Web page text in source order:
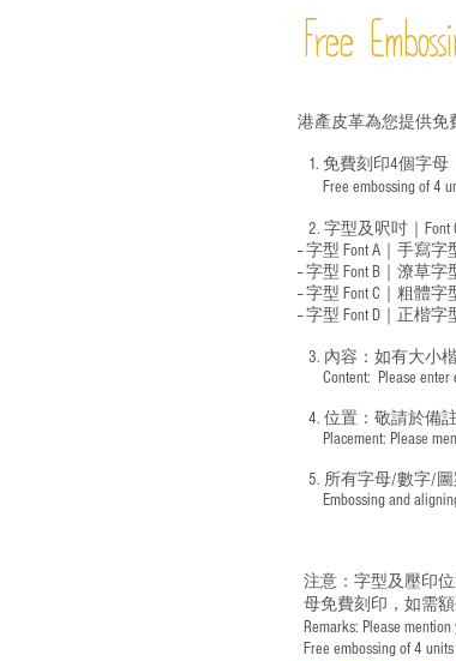
Free
港產皮革為您提供免
1. 免費刻印4個字
Free embossing of 4
2. 字型及呎吋｜ Font
-- 字型 Font A｜手寫字
-- 字型 Font B｜潦草字
-- 字型 Font C｜粗體字
-- 字型 Font D｜正楷字
3. 內容：如有大小
Content: Please enter
4. 位置：敬請於備
Placement: Please
5. 所有字母/數字/
Embossing and
注意：字型及壓印
母免費刻印，如需
Remarks: Please
Free embossing of 4